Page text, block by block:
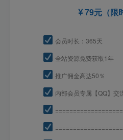
79元（限
会员时长：365天
全站资源免费获取1年
推广佣金高达50％
内部会员专属【QQ】交